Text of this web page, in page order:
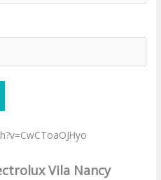
Vila Nancy